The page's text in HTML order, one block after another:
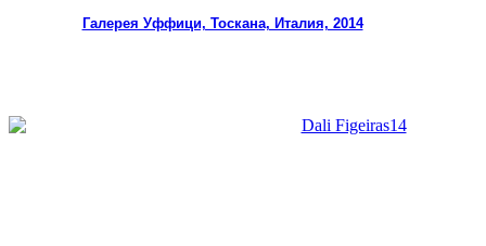
Галерея Уффици, Тоскана, Италия, 2014